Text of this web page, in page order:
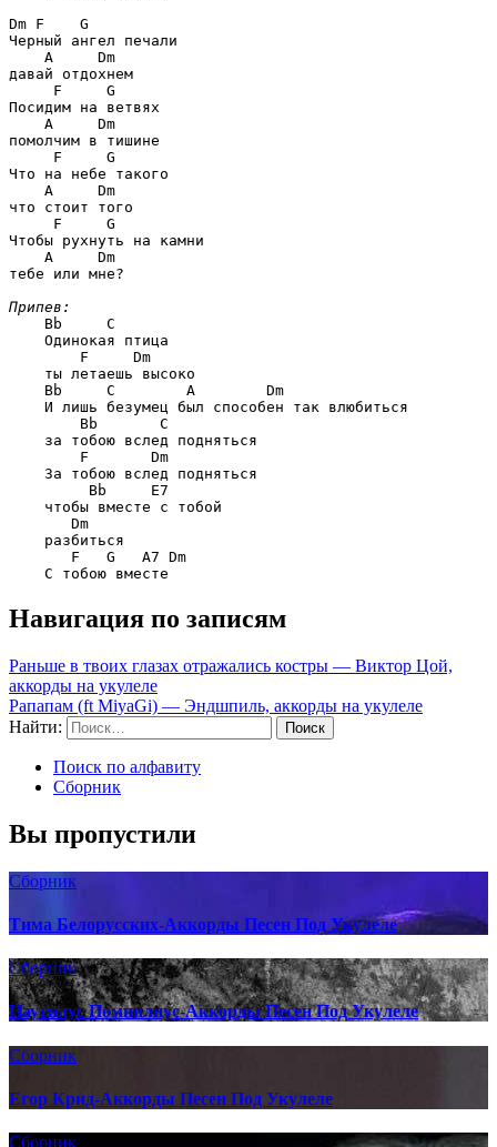
Dm F    G
Черный ангел печали
A     Dm
давай отдохнем
F     G
Посидим на ветвях
A     Dm
помолчим в тишине
F     G
Что на небе такого
A     Dm
что стоит того
F     G
Чтобы рухнуть на камни
A     Dm
тебе или мне?
Припев:
Bb     C
    Одинокая птица
F     Dm
    ты летаешь высоко
Bb     C        A        Dm
    И лишь безумец был способен так влюбиться
Bb       C
    за тобою вслед подняться
F       Dm
    За тобою вслед подняться
Bb     E7
    чтобы вместе с тобой
Dm
    разбиться
F   G   A7 Dm
Навигация по записям
Раньше в твоих глазах отражались костры — Виктор Цой,
аккорды на укулеле
Рапапам (ft MiyaGi) — Эндшпиль, аккорды на укулеле
Найти:
Поиск по алфавиту
Сборник
Вы пропустили
Сборник
Тима Белорусских-Аккорды Песен Под Укулеле
Сборник
Наутилус Помпилиус-Аккорды Песен Под Укулеле
Сборник
Егор Крид-Аккорды Песен Под Укулеле
Сборник